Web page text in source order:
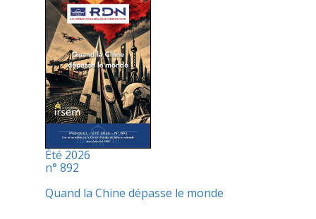
Été 2026
n° 892
Quand la Chine dépasse le monde